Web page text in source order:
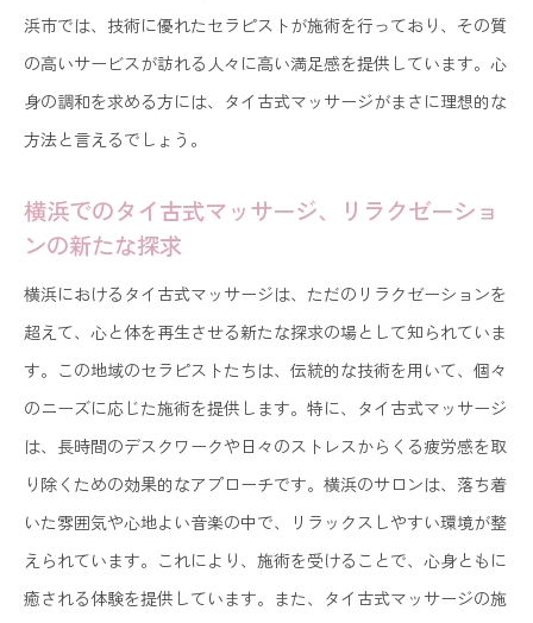
タイ古式マッサージで心と体を一新する横浜の旅
タイ本場の技を横浜で堪能タイ古式マッサージの深い
リズム
横浜で体験するタイ古式マッサージの深いリズム
横浜で味わうタイ古式マッサージのリズムの魅力
横浜でのタイ古式マッサージ、リズミカルな癒し
の時間
横浜でのタイ古式マッサージ、心の静寂を得るひ
ととき
横浜の喧騒を忘れるタイ古式マッサージの力
浜市では、技術に優れたセラピストが施術を行っており、その質
の高いサービスが訪れる人々に高い満足感を提供しています。心
身の調和を求める方には、タイ古式マッサージがまさに理想的な
方法と言えるでしょう。
横浜でのタイ古式マッサージ、リラクゼーショ
ンの新たな探求
横浜におけるタイ古式マッサージは、ただのリラクゼーションを
超えて、心と体を再生させる新たな探求の場として知られていま
す。この地域のセラピストたちは、伝統的な技術を用いて、個々
のニーズに応じた施術を提供します。特に、タイ古式マッサージ
は、長時間のデスクワークや日々のストレスからくる疲労感を取
り除くための効果的なアプローチです。横浜のサロンは、落ち着
いた雰囲気や心地よい音楽の中で、リラックスしやすい環境が整
えられています。これにより、施術を受けることで、心身ともに
癒される体験を提供しています。また、タイ古式マッサージの施